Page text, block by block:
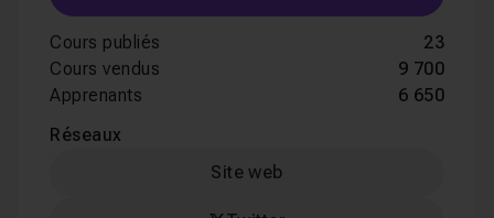
Cours publiés
23
Cours vendus
9 700
Apprenants
6 650
Réseaux
Site web